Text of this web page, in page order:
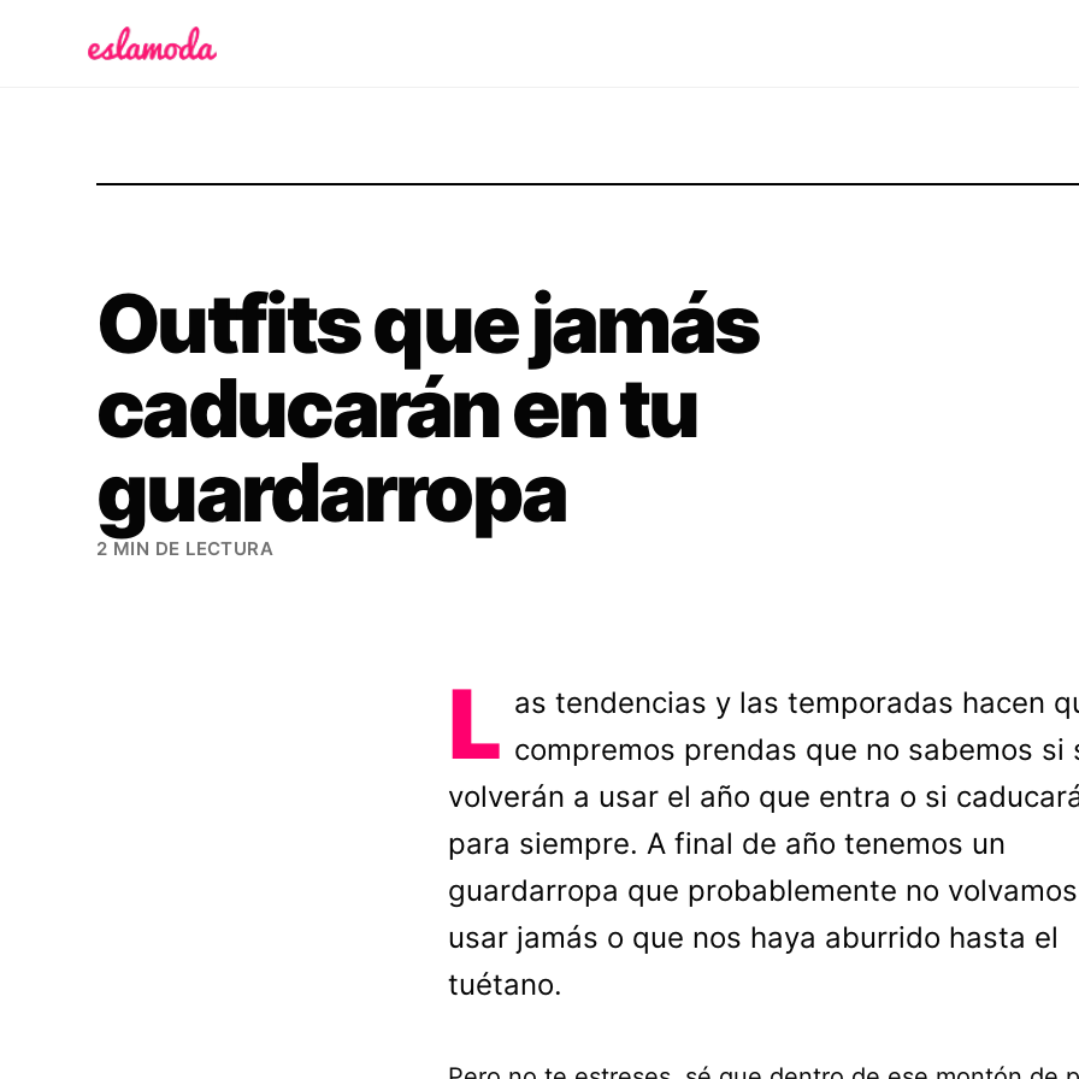
Outfits que jamás
caducarán en tu
guardarropa
2 MIN DE LECTURA
L as tendencias y las temporadas hacen
compremos prendas que no sabemos si
volverán a usar el año que entra o si
para siempre. A final de año tenemos un
guardarropa que probablemente no
usar jamás o que nos haya aburrido hasta el
tuétano.